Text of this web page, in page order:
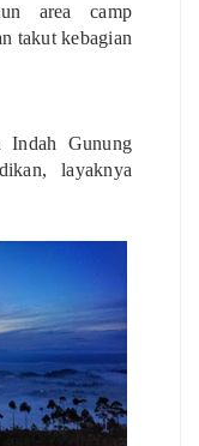
area camp
takut kebagian
Indah Gunung
layaknya